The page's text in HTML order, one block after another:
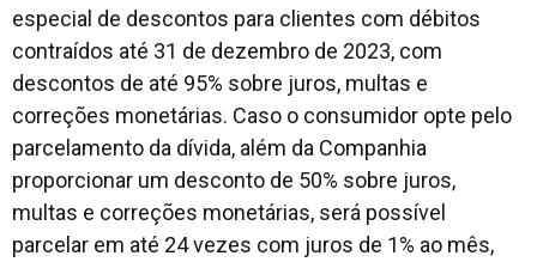
especial de descontos para clientes com débitos
contraídos até 31 de dezembro de 2023, com
descontos de até 95% sobre juros, multas e
correções monetárias. Caso o consumidor opte pelo
parcelamento da dívida, além da Companhia
proporcionar um desconto de 50% sobre juros,
multas e correções monetárias, será possível
parcelar em até 24 vezes com juros de 1% ao mês,